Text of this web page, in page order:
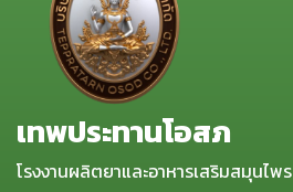
เทพประทานโอสภ
โรงงานผลิตยาและอาหารเสริมสมุนไพร